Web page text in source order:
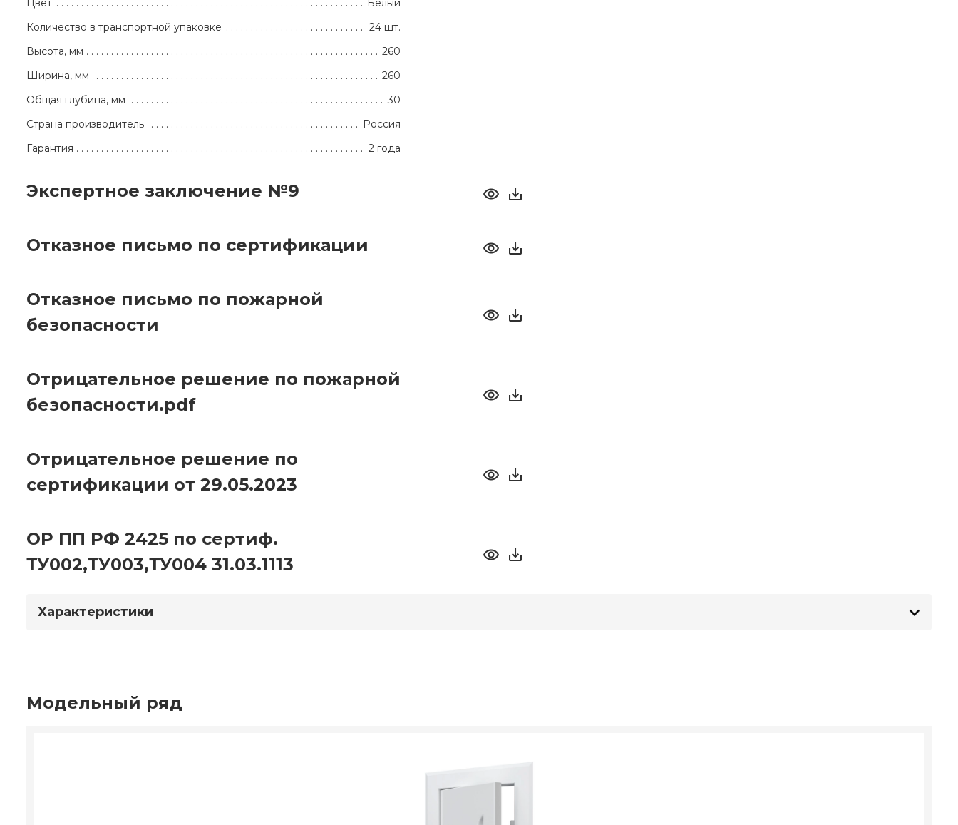
Цвет
Белый
Количество в транспортной упаковке
24 шт.
Высота, мм
260
Ширина, мм
260
Общая глубина, мм
30
Страна производитель
Россия
Гарантия
2 года
Экспертное заключение №9
Отказное письмо по сертификации
Отказное письмо по пожарной
безопасности
Отрицательное решение по пожарной
безопасности.pdf
Отрицательное решение по
сертификации от 29.05.2023
ОР ПП РФ 2425 по сертиф.
ТУ002,ТУ003,ТУ004 31.03.1113
Характеристики
Модельный ряд